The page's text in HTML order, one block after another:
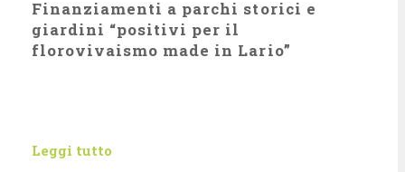
Finanziamenti a parchi storici e
giardini “positivi per il
florovivaismo made in Lario”
Leggi tutto